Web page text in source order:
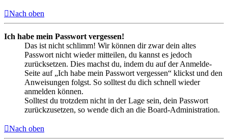
Nach oben
Ich habe mein Passwort vergessen!
Das ist nicht schlimm! Wir können dir zwar dein altes
Passwort nicht wieder mitteilen, du kannst es jedoch
zurücksetzen. Dies machst du, indem du auf der Anmelde-
Seite auf „Ich habe mein Passwort vergessen“ klickst und den
Anweisungen folgst. So solltest du dich schnell wieder
anmelden können.
Solltest du trotzdem nicht in der Lage sein, dein Passwort
zurückzusetzen, so wende dich an die Board-Administration.
Nach oben